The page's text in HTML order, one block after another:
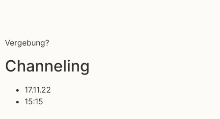
Vergebung?
Channeling
17.11.22
15:15